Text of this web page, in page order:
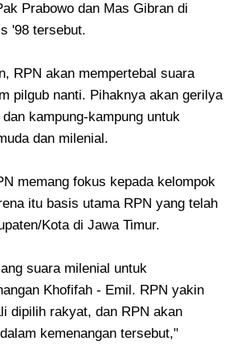
Prabowo dan Mas Gibran di
'98 tersebut.
RPN akan mempertebal suara
pilgub nanti. Pihaknya akan gerilya
kampung-kampung untuk
dan milenial.
memang fokus kepada kelompok
itu basis utama RPN yang telah
Kota di Jawa Timur.
suara milenial untuk
Khofifah - Emil. RPN yakin
dipilih rakyat, dan RPN akan
kemenangan tersebut,"